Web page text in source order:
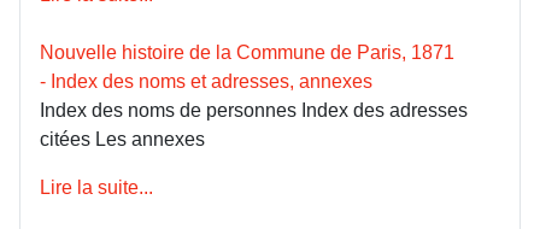
Nouvelle histoire de la Commune de Paris, 1871
- Index des noms et adresses, annexes
Index des noms de personnes Index des adresses
citées Les annexes
Lire la suite...